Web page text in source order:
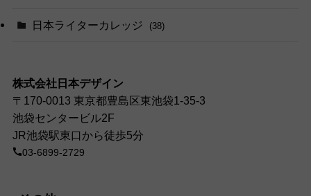
日本ライターカレッジ (38)
株式会社日本デザイン
〒170-0013 東京都豊島区東池袋1-35-3
池袋センタービル2F
JR池袋駅東口から徒歩5分
03-6899-2729